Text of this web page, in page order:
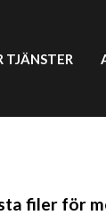
TJÄNSTER
filer för